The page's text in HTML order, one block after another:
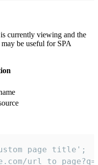
currently viewing and the
be useful for SPA
page title';